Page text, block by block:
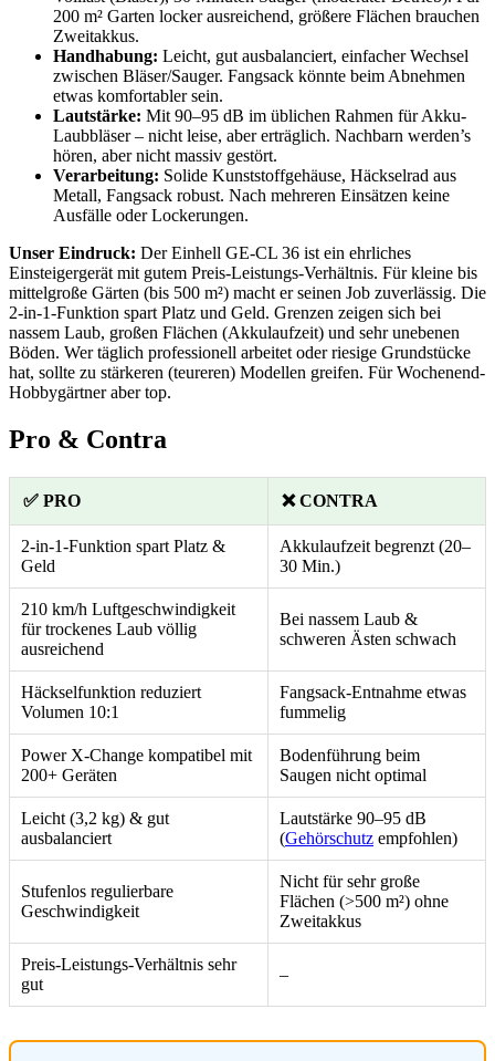
200 m² Garten locker ausreichend, größere Flächen brauchen
Zweitakkus.
Handhabung: Leicht, gut ausbalanciert, einfacher Wechsel
zwischen Bläser/Sauger. Fangsack könnte beim Abnehmen
etwas komfortabler sein.
Lautstärke: Mit 90–95 dB im üblichen Rahmen für Akku-
Laubbläser – nicht leise, aber erträglich. Nachbarn werden’s
hören, aber nicht massiv gestört.
Verarbeitung: Solide Kunststoffgehäuse, Häckselrad aus
Metall, Fangsack robust. Nach mehreren Einsätzen keine
Ausfälle oder Lockerungen.
Unser Eindruck: Der Einhell GE-CL 36 ist ein ehrliches
Einsteigergerät mit gutem Preis-Leistungs-Verhältnis. Für kleine bis
mittelgroße Gärten (bis 500 m²) macht er seinen Job zuverlässig. Die
2-in-1-Funktion spart Platz und Geld. Grenzen zeigen sich bei
nassem Laub, großen Flächen (Akkulaufzeit) und sehr unebenen
Böden. Wer täglich professionell arbeitet oder riesige Grundstücke
hat, sollte zu stärkeren (teureren) Modellen greifen. Für Wochenend-
Hobbygärtner aber top.
Pro & Contra
✅ PRO ❌ CONTRA
2-in-1-Funktion spart Platz &
Geld
Akkulaufzeit begrenzt (20–
30 Min.)
210 km/h Luftgeschwindigkeit
für trockenes Laub völlig
ausreichend
Bei nassem Laub &
schweren Ästen schwach
Häckselfunktion reduziert
Volumen 10:1
Fangsack-Entnahme etwas
fummelig
Power X-Change kompatibel mit
200+ Geräten
Bodenführung beim
Saugen nicht optimal
Leicht (3,2 kg) & gut
ausbalanciert
Lautstärke 90–95 dB
(Gehörschutz empfohlen)
Stufenlos regulierbare
Geschwindigkeit
Nicht für sehr große
Flächen (>500 m²) ohne
Zweitakkus
Preis-Leistungs-Verhältnis sehr
gut
–